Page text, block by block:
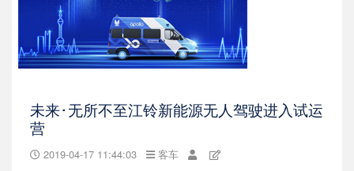
未来･无所不至江铃新能源无人驾驶进入试运
营
2019-04-17 11:44:03 客车